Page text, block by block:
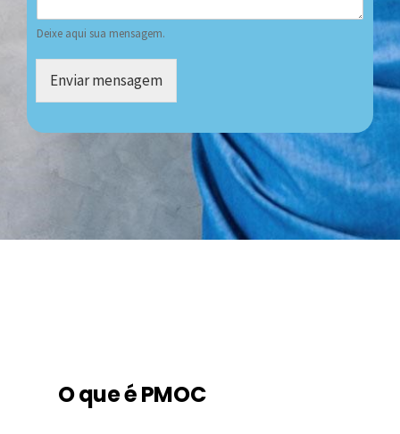
Deixe aqui sua mensagem.
Enviar mensagem
O que é PMOC